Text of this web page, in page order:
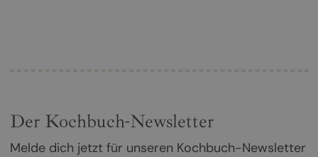
Der Kochbuch-Newsletter
Melde dich jetzt für unseren Kochbuch-Newsletter